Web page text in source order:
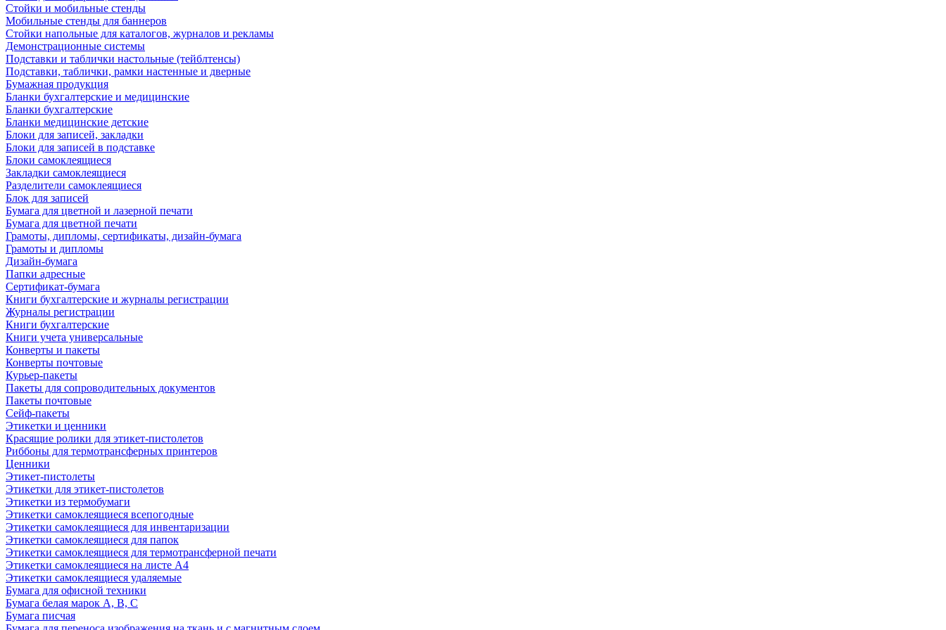
Стойки и мобильные стенды
Мобильные стенды для баннеров
Стойки напольные для каталогов, журналов и рекламы
Демонстрационные системы
Подставки и таблички настольные (тейблтенсы)
Подставки, таблички, рамки настенные и дверные
Бумажная продукция
Бланки бухгалтерские и медицинские
Бланки бухгалтерские
Бланки медицинские детские
Блоки для записей, закладки
Блоки для записей в подставке
Блоки самоклеящиеся
Закладки самоклеящиеся
Разделители самоклеящиеся
Блок для записей
Бумага для цветной и лазерной печати
Бумага для цветной печати
Грамоты, дипломы, сертификаты, дизайн-бумага
Грамоты и дипломы
Дизайн-бумага
Папки адресные
Сертификат-бумага
Книги бухгалтерские и журналы регистрации
Журналы регистрации
Книги бухгалтерские
Книги учета универсальные
Конверты и пакеты
Конверты почтовые
Курьер-пакеты
Пакеты для сопроводительных документов
Пакеты почтовые
Сейф-пакеты
Этикетки и ценники
Красящие ролики для этикет-пистолетов
Риббоны для термотрансферных принтеров
Ценники
Этикет-пистолеты
Этикетки для этикет-пистолетов
Этикетки из термобумаги
Этикетки самоклеящиеся всепогодные
Этикетки самоклеящиеся для инвентаризации
Этикетки самоклеящиеся для папок
Этикетки самоклеящиеся для термотрансферной печати
Этикетки самоклеящиеся на листе А4
Этикетки самоклеящиеся удаляемые
Бумага для офисной техники
Бумага белая марок А, В, С
Бумага писчая